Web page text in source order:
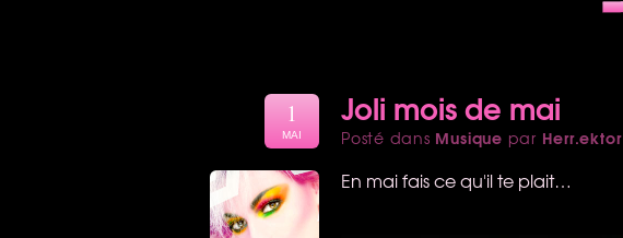
Joli mois de mai
Posté dans Musique par Herr.ektor
1
MAI
En mai fais ce qu'il te plait…